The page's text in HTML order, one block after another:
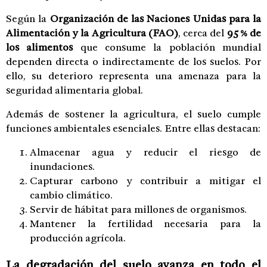
Según la Organización de las Naciones Unidas para la
Alimentación y la Agricultura (FAO), cerca del 95 % de
los alimentosque consume la población mundial
dependen directa o indirectamente de los suelos. Por
ello, su deterioro representa una amenaza para la
seguridad alimentaria global.
Además de sostener la agricultura, el suelo cumple
funciones ambientales esenciales. Entre ellas destacan:
Almacenar agua y reducir el riesgo de
inundaciones.
Capturar carbono y contribuir a mitigar el
cambio climático.
Servir de hábitat para millones de organismos.
Mantener la fertilidad necesaria para la
producción agrícola.